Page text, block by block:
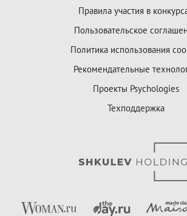
Правила участия в
Пользовательское
Политика использования
Рекомендательные
Проекты Psychologies
Техподдержка